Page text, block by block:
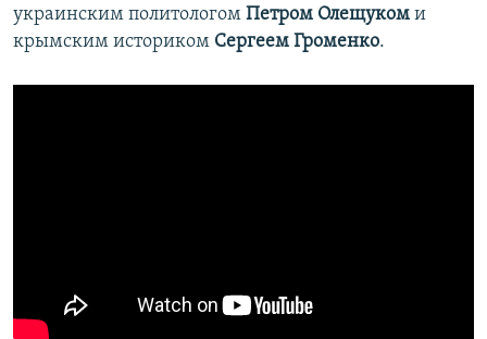
украинским политологом Петром Олещуком и
крымским историком Сергеем Громенко.